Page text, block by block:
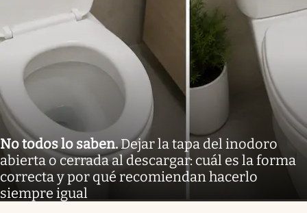
No todos lo saben.Dejar la tapa del inodoro
abierta o cerrada al descargar: cuál es la forma
correcta y por qué recomiendan hacerlo
siempre igual